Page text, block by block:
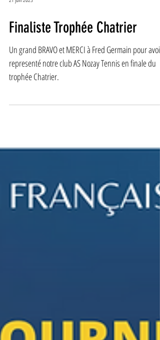
21 juin 2023
Finaliste Trophée Chatrier
Un grand BRAVO et MERCI à Fred Germain pour avoir
trophée Chatrier.